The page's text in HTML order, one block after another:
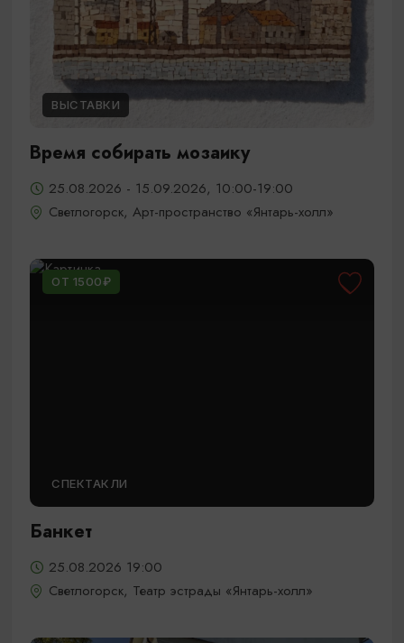
ВЫСТАВКИ
Время собирать мозаику
25.08.2026 - 15.09.2026, 10:00-19:00
Светлогорск, Арт-пространство «Янтарь-холл»
ОТ 1500₽
СПЕКТАКЛИ
Банкет
25.08.2026 19:00
Светлогорск, Театр эстрады «Янтарь-холл»